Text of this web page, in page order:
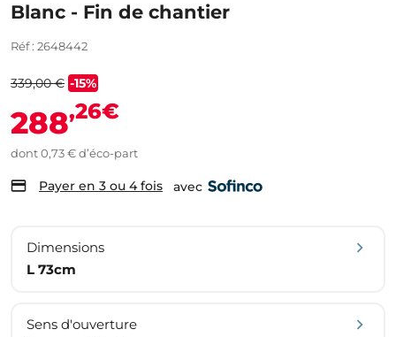
Blanc - Fin de chantier
Réf : 2648442
339,00 € -15%
288,26€
dont 0,73 € d’éco-part
Payer en 3 ou 4 fois avec
Dimensions
L 73cm
Sens d'ouverture